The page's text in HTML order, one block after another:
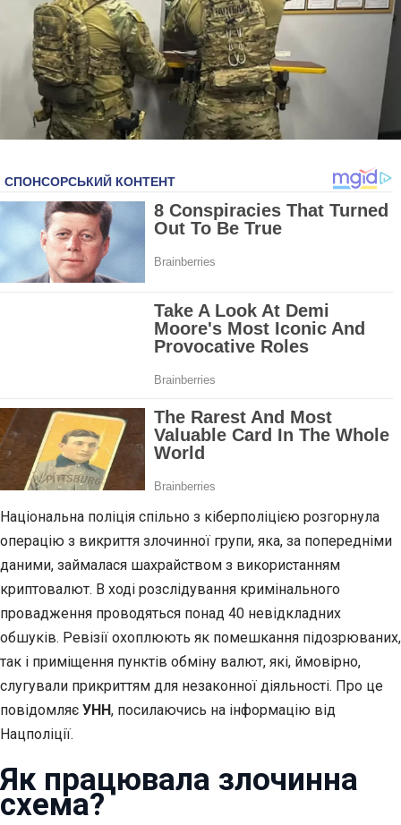
Національна поліція спільно з кіберполіцією розгорнула
операцію з викриття злочинної групи, яка, за попередніми
даними, займалася шахрайством з використанням
криптовалют. В ході розслідування кримінального
провадження проводяться понад 40 невідкладних
обшуків. Ревізії охоплюють як помешкання підозрюваних,
так і приміщення пунктів обміну валют, які, ймовірно,
слугували прикриттям для незаконної діяльності. Про це
повідомляє УНН, посилаючись на інформацію від
Нацполіції.
Як працювала злочинна
схема?